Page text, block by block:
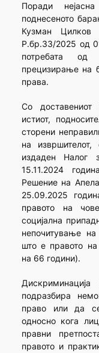
Поради
поднесеното
Кузман
Р.бр.33/2025 од
потребата од
прецизирање на
права.
Со
истиот,
сторени
на извршителот,
издаден Налог
15.11.2024
Решение на
25.09.2025
правото на
социјална
непочитување
што е правото на
на 66 години).
подразбира
право или да
односно кога
правни
правото и